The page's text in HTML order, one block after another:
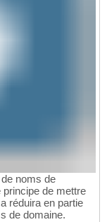
noms de
de mettre
réduira en partie
de domaine.